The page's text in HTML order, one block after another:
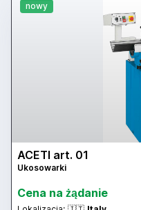
nowy
ACETI art. 01
Ukosowarki
Cena na żądanie